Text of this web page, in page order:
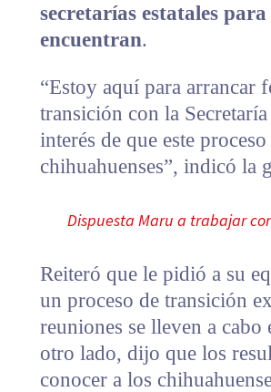
secretarías estatales
encuentran.
“Estoy aquí para arrancar
transición con la
interés de que este
chihuahuenses”, indicó la
Dispuesta Maru a trabajar
Reiteró que le pidió a su
un proceso de transición
reuniones se lleven a cabo
otro lado, dijo que los
conocer a los